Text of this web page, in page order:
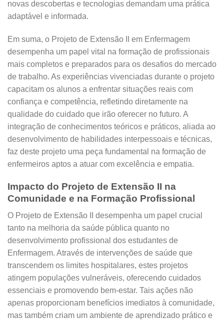
novas descobertas e tecnologias demandam uma prática
adaptável e informada.
Em suma, o Projeto de Extensão II em Enfermagem
desempenha um papel vital na formação de profissionais
mais completos e preparados para os desafios do mercado
de trabalho. As experiências vivenciadas durante o projeto
capacitam os alunos a enfrentar situações reais com
confiança e competência, refletindo diretamente na
qualidade do cuidado que irão oferecer no futuro. A
integração de conhecimentos teóricos e práticos, aliada ao
desenvolvimento de habilidades interpessoais e técnicas,
faz deste projeto uma peça fundamental na formação de
enfermeiros aptos a atuar com excelência e empatia.
Impacto do Projeto de Extensão II na
Comunidade e na Formação Profissional
O Projeto de Extensão II desempenha um papel crucial
tanto na melhoria da saúde pública quanto no
desenvolvimento profissional dos estudantes de
Enfermagem. Através de intervenções de saúde que
transcendem os limites hospitalares, estes projetos
atingem populações vulneráveis, oferecendo cuidados
essenciais e promovendo bem-estar. Tais ações não
apenas proporcionam benefícios imediatos à comunidade,
mas também criam um ambiente de aprendizado prático e